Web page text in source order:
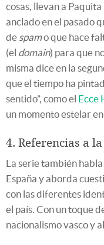
cosas, llevan a
anclado en el pasado
de spamo que hace
(el domain) para que
misma dice en la
que el tiempo ha
sentido”, como el Ecce
un momento estelar
4. Referencias a
La serie también
España y aborda
con las diferentes
el país. Con un toque
nacionalismo vasco y